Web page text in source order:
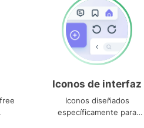
Iconos de interfaz
Iconos diseñados
específicamente para